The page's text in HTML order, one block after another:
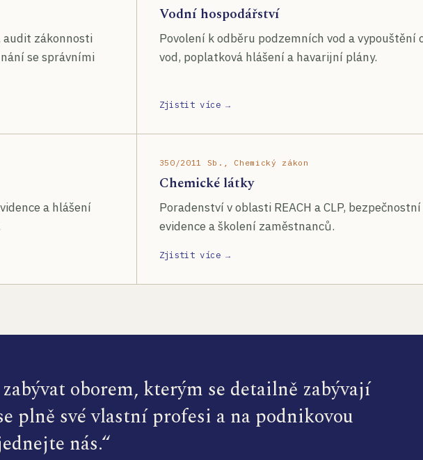
audit zákonnosti
se správními
Vodní hospodářství
Povolení k odběru podzemních vod a vypouštění
vod, poplatková hlášení a havarijní plány.
Zjistit více →
a hlášení
350/2011 Sb., Chemický zákon
Chemické látky
Poradenství v oblasti REACH a CLP,
evidence a školení zaměstnanců.
Zjistit více →
oborem, kterým se detailně zabývají
plně své vlastní profesi a na podnikovou
nás.“